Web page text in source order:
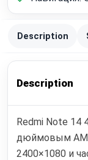
Description
Description
Redmi Note 14
дюймовым
2400×1080 и